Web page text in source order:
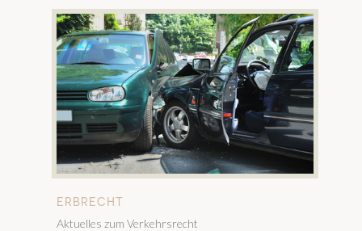
ERBRECHT
Aktuelles zum Verkehrsrecht